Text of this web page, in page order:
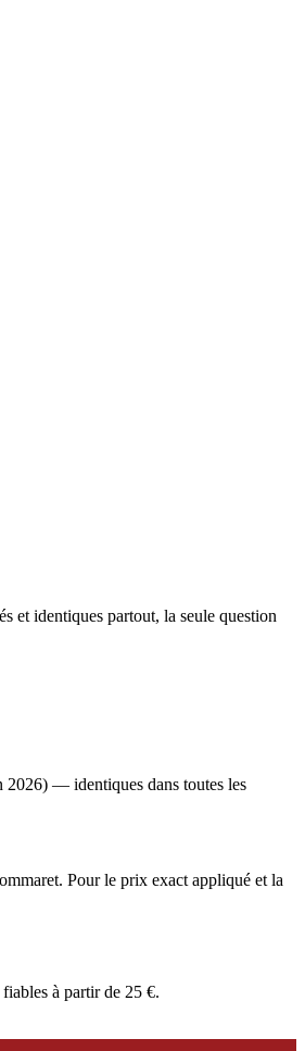
et identiques partout, la seule question
2026) — identiques dans toutes les
Pour le prix exact appliqué et la
à partir de 25 €.